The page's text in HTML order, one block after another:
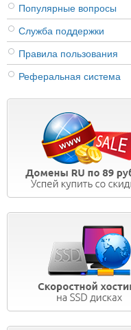
Популярные вопросы
Служба поддержки
Правила пользования
Реферальная система